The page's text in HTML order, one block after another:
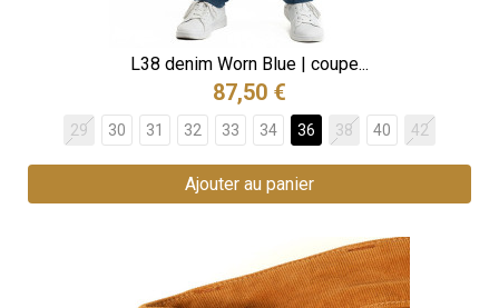
L38 denim Worn Blue | coupe...
87,50 €
29 30 31 32 33 34 36 38 40 42
Ajouter au panier